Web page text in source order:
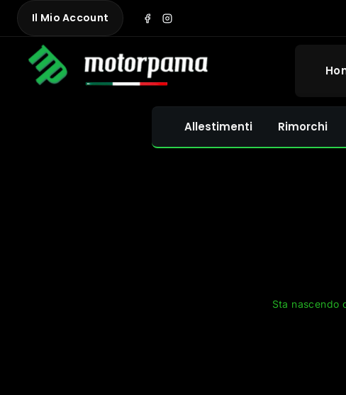
Skip
content
Il Mio Account
Allestimenti Rimorchi
Sta nascendo